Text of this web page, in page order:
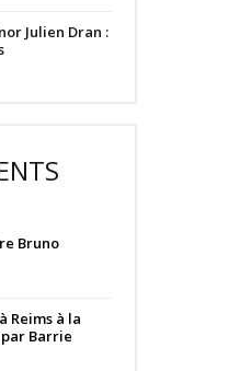
Julien Dran :
Bruno
Reims à la
Barrie